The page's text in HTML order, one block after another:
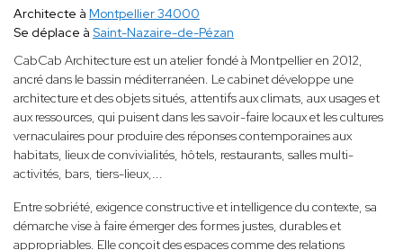
Architecte à Montpellier 34000
Se déplace à Saint-Nazaire-de-Pézan
CabCab Architecture est un atelier fondé à Montpellier en 2012,
ancré dans le bassin méditerranéen. Le cabinet développe une
architecture et des objets situés, attentifs aux climats, aux usages et
aux ressources, qui puisent dans les savoir-faire locaux et les cultures
vernaculaires pour produire des réponses contemporaines aux
habitats, lieux de convivialités, hôtels, restaurants, salles multi-
activités, bars, tiers-lieux,...
Entre sobriété, exigence constructive et intelligence du contexte, sa
démarche vise à faire émerger des formes justes, durables et
appropriables. Elle conçoit des espaces comme des relations